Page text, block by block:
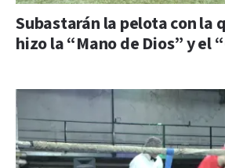
Subastarán la pelota con la
hizo la “Mano de Dios” y el